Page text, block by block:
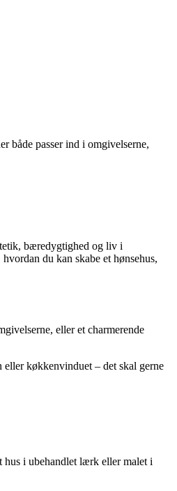
både passer ind i omgivelserne,
bæredygtighed og liv i
du kan skabe et hønsehus,
eller et charmerende
eller køkkenvinduet – det skal gerne
hus i ubehandlet lærk eller malet i